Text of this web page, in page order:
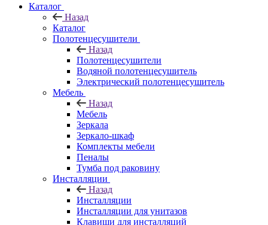
Каталог
Назад
Каталог
Полотенцесушители
Назад
Полотенцесушители
Водяной полотенцесушитель
Электрический полотенцесушитель
Мебель
Назад
Мебель
Зеркала
Зеркало-шкаф
Комплекты мебели
Пеналы
Тумба под раковину
Инсталляции
Назад
Инсталляции
Инсталляции для унитазов
Клавиши для инсталляций